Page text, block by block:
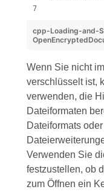
cpp-Loading-and-
Wenn Sie nicht
verschlüsselt ist,
verwenden, die
Dateiformaten
Dateiformats
Verwenden Sie
festzustellen, ob
zum Öffnen ein